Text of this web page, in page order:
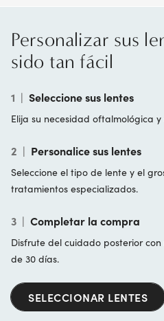
Personalizar sus
sido tan fácil
1 | Seleccione sus lentes
Elija su necesidad oftalmológica
2 | Personalice sus lentes
Seleccione el tipo de lente y el
tratamientos especializados.
3 | Completar la compra
Disfrute del cuidado posterior
de 30 días.
SELECCIONAR LENTES